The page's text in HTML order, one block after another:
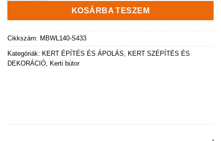
KOSÁRBA TESZEM
Cikkszám: MBWL140-S433
Kategóriák: KERT ÉPÍTÉS ÉS ÁPOLÁS
KERT SZÉPÍTÉS ÉS
DEKORÁCIÓ
Kerti bútor